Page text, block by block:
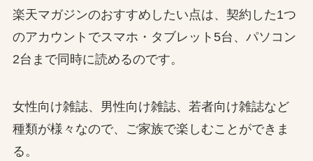
楽天マガジンのおすすめしたい点は、契約した1つ
のアカウントでスマホ・タブレット5台、パソコン
2台まで同時に読めるのです。
女性向け雑誌、男性向け雑誌、若者向け雑誌など
種類が様々なので、ご家族で楽しむことができま
る。